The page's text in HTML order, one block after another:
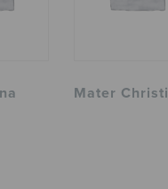
Mater Christi